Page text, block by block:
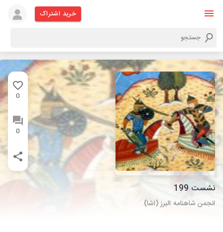
خرید اشتراک
0
0
نشست 199
انجمن شاهنامه البرز (اشا)